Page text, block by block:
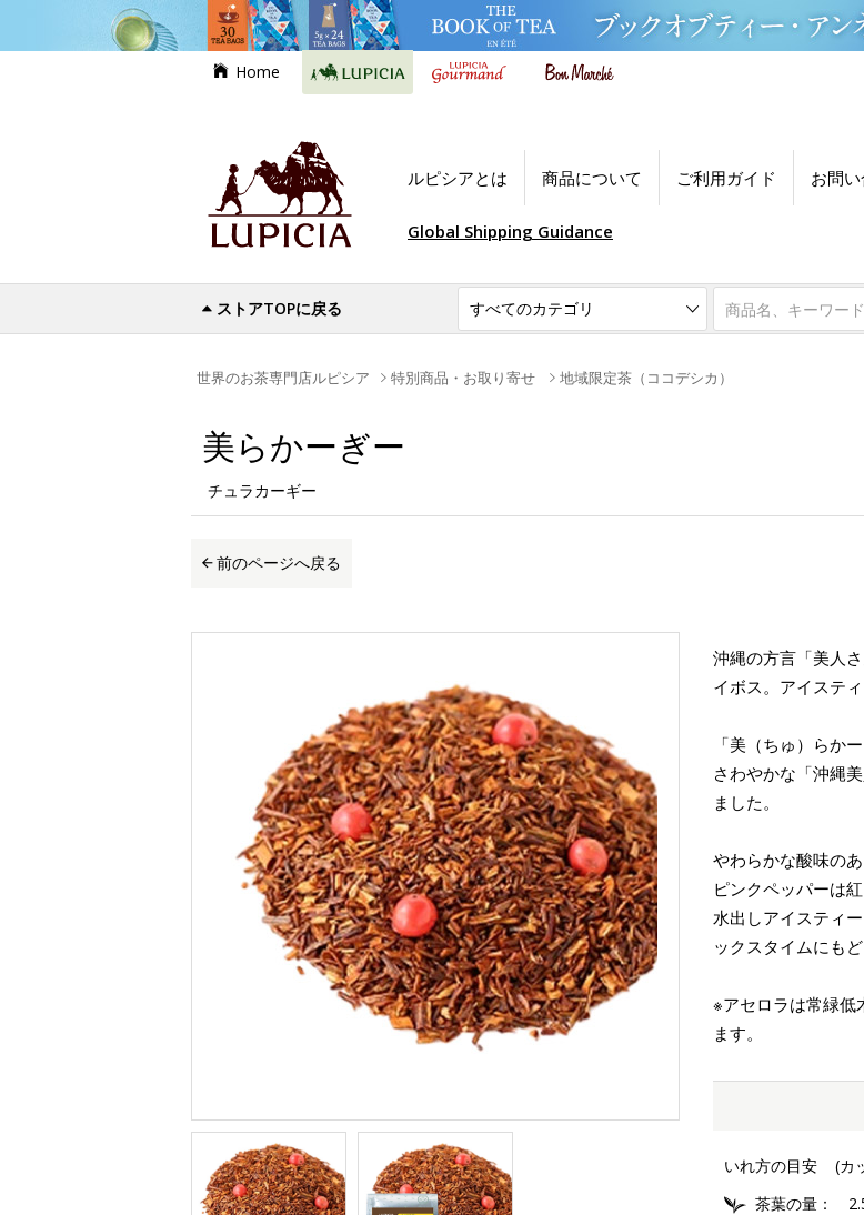
Home
ルピシアとは 商品について ご利用ガイド お問
Global Shipping Guidance
ストアTOPに戻る
世界のお茶専門店ルピシア 特別商品・お取り寄せ 地域限定茶（ココデシカ）
美らかーぎー
チュラカーギー
前のページへ戻る
沖縄の方言「美人
イボス。アイスティ
「美（ちゅ）らか
さわやかな「沖縄
ました。
やわらかな酸味の
ピンクペッパーは
水出しアイスティ
ックスタイムにもど
※アセロラは常緑低
ます。
いれ方の目安
(カ
茶葉の量